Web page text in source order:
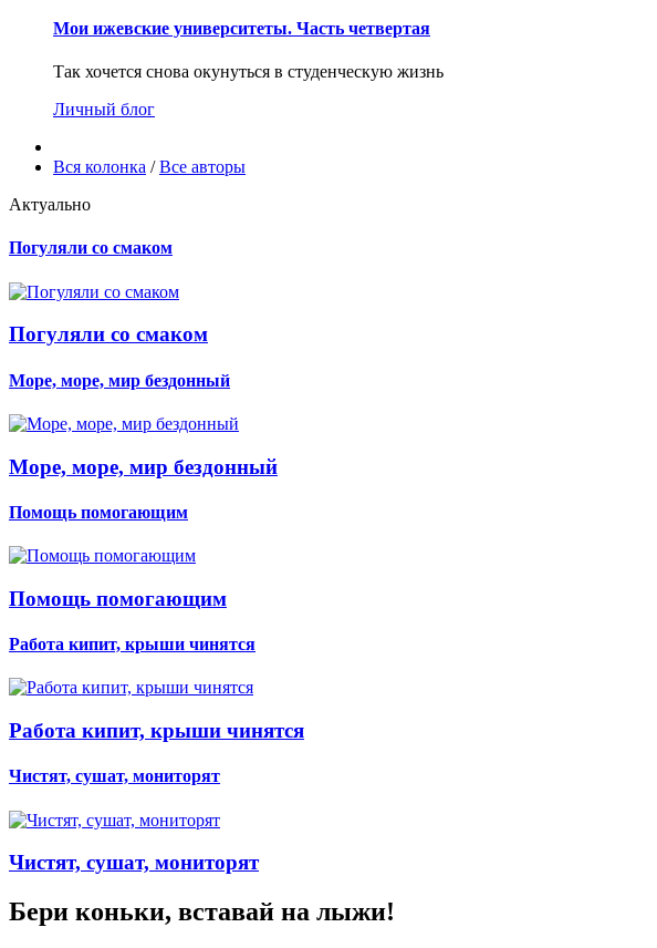
Мои ижевские университеты. Часть четвертая
Так хочется снова окунуться в студенческую жизнь
Личный блог
Вся колонка /Все авторы
Актуально
Погуляли со смаком
Погуляли со смаком
Море, море, мир бездонный
Море, море, мир бездонный
Помощь помогающим
Помощь помогающим
Работа кипит, крыши чинятся
Работа кипит, крыши чинятся
Чистят, сушат, мониторят
Чистят, сушат, мониторят
Бери коньки, вставай на лыжи!